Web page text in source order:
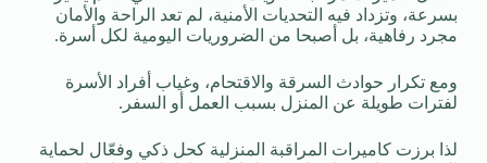
بسرعة، وتزداد فيه التحديات الأمنية، لم تعد الراحة والأمان
مجرد رفاهية، بل أصبحا من الضروريات اليومية لكل أسرة.
ومع تكرار حوادث السرقة والاقتحام، وغياب أفراد الأسرة
لفترات طويلة عن المنزل بسبب العمل أو السفر.
لذا برزت كاميرات المراقبة المنزلية كحل ذكي وفعّال لحماية